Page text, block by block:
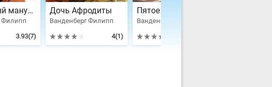
Проклятый манускрипт
Филипп
3.93(7)
Дочь Афродиты
Ванденберг Филипп
4(1)
Пятое Евангелие
Ванденберг Филипп